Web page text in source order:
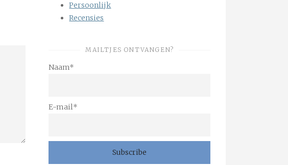
Persoonlijk
Recensies
MAILTJES ONTVANGEN?
Naam*
E-mail*